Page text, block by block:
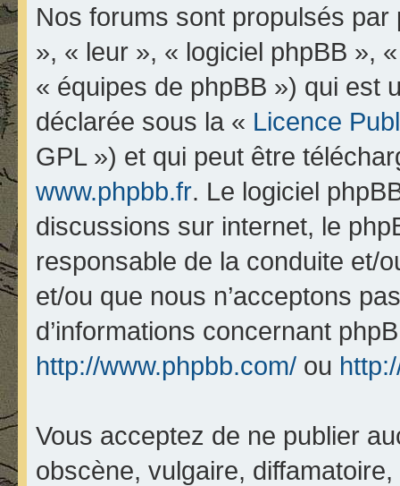
Nos forums sont propulsés
», « leur », « logiciel phpBB »,
« équipes de phpBB ») qui est
déclarée sous la « Licence
GPL ») et qui peut être
www.phpbb.fr. Le logiciel
discussions sur internet, le
responsable de la conduite et/
et/ou que nous n’acceptons
d’informations concernant
http://www.phpbb.com/ ou
Vous acceptez de ne publier
obscène, vulgaire,